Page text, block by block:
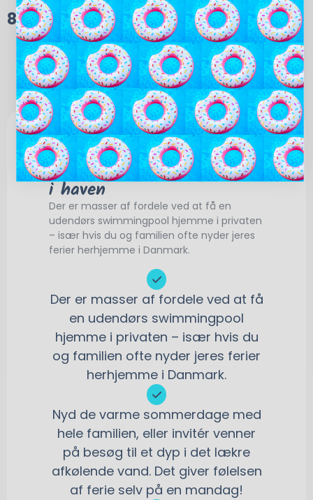
895,00kr.
Nyd sommeren med en pool
i haven
Der er masser af fordele ved at få en
udendørs swimmingpool hjemme i privaten
– især hvis du og familien ofte nyder jeres
ferier herhjemme i Danmark.
Der er masser af fordele ved at få
en udendørs swimmingpool
hjemme i privaten – især hvis du
og familien ofte nyder jeres ferier
herhjemme i Danmark.
Nyd de varme sommerdage med
hele familien, eller invitér venner
på besøg til et dyp i det lækre
afkølende vand. Det giver følelsen
af ferie selv på en mandag!